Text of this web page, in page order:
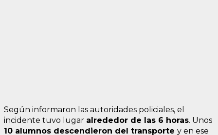
Según informaron las autoridades policiales, el
incidente tuvo lugar alrededor de las 6 horas. Unos
10 alumnos descendieron del transporte y en ese